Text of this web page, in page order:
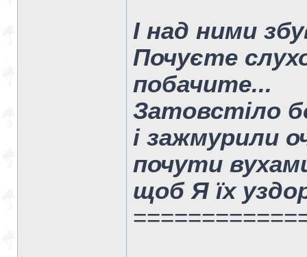
І над ними
Почуєте
побачите...
Затовстіло
і зажмурили
почути
щоб Я їх